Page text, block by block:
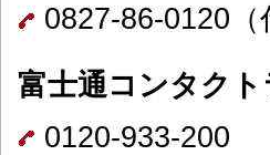
0827-86-0120（
富士通コンタク
0120-933-200